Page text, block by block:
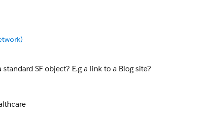
SF object? E.g a link to a Blog site?